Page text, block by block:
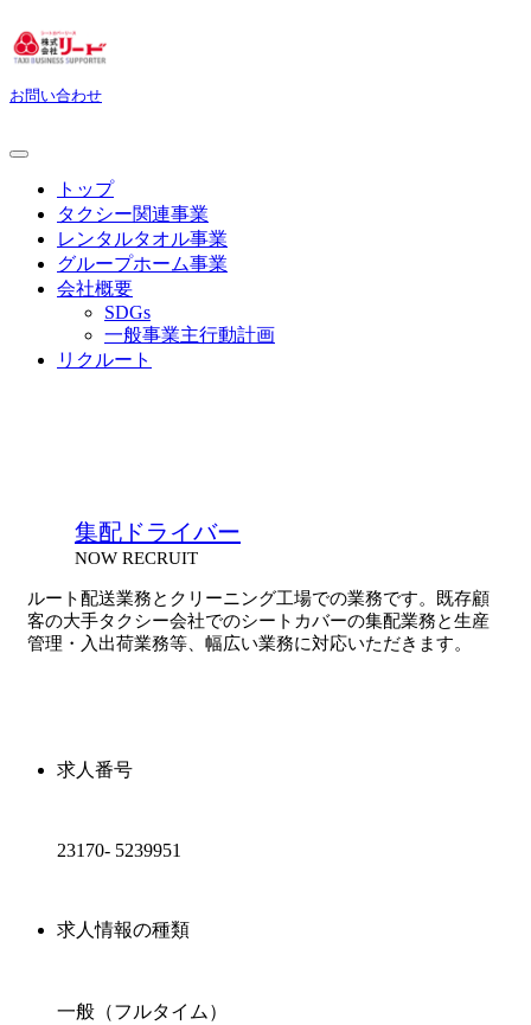
お問い合わせ
トップ
タクシー関連事業
レンタルタオル事業
グループホーム事業
会社概要
SDGs
一般事業主行動計画
リクルート
集配ドライバー
NOW RECRUIT
ルート配送業務とクリーニング工場での業務です。既存顧
客の大手タクシー会社でのシートカバーの集配業務と生産
管理・入出荷業務等、幅広い業務に対応いただきます。
求人番号
23170- 5239951
求人情報の種類
一般（フルタイム）